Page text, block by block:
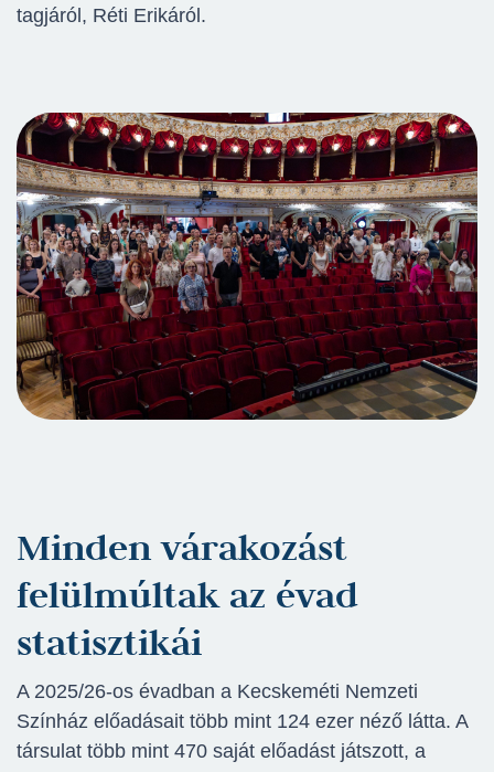
tagjáról, Réti Erikáról.
Minden várakozást
felülmúltak az évad
statisztikái
A 2025/26-os évadban a Kecskeméti Nemzeti
Színház előadásait több mint 124 ezer néző látta. A
társulat több mint 470 saját előadást játszott, a